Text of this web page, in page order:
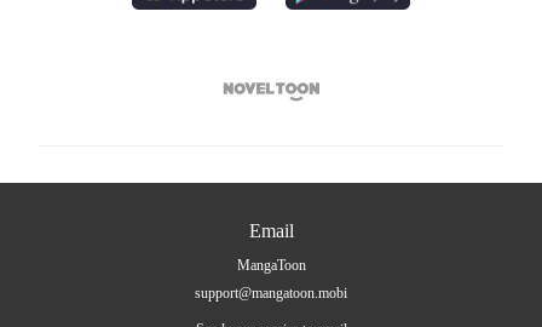

Email
MangaToon
support@mangatoon.mobi